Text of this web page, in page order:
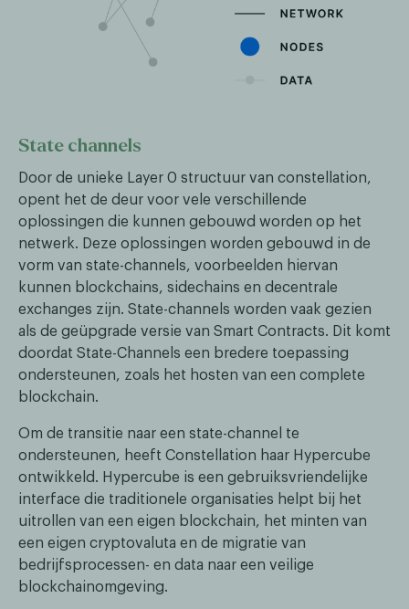
State channels
Door de unieke Layer 0 structuur van constellation,
opent het de deur voor vele verschillende
oplossingen die kunnen gebouwd worden op het
netwerk. Deze oplossingen worden gebouwd in de
vorm van state-channels, voorbeelden hiervan
kunnen blockchains, sidechains en decentrale
exchanges zijn. State-channels worden vaak gezien
als de geüpgrade versie van Smart Contracts. Dit komt
doordat State-Channels een bredere toepassing
ondersteunen, zoals het hosten van een complete
blockchain.
Om de transitie naar een state-channel te
ondersteunen, heeft Constellation haar Hypercube
ontwikkeld. Hypercube is een gebruiksvriendelijke
interface die traditionele organisaties helpt bij het
uitrollen van een eigen blockchain, het minten van
een eigen cryptovaluta en de migratie van
bedrijfsprocessen- en data naar een veilige
blockchainomgeving.